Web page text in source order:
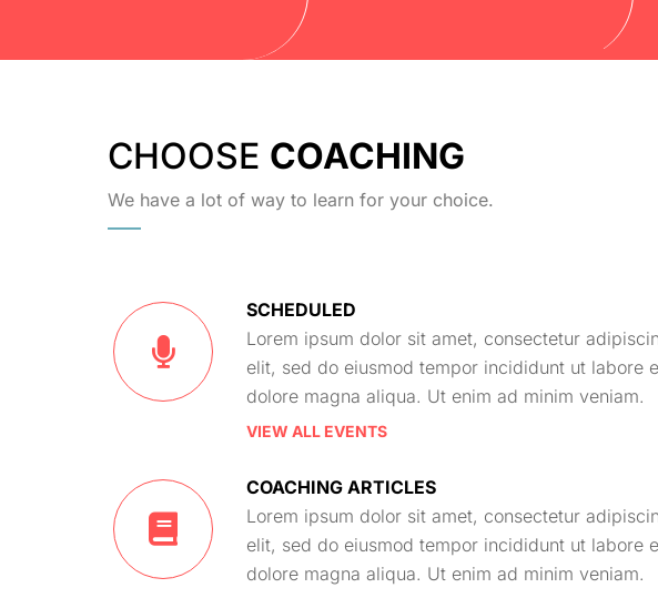
CHOOSE COACHING
We have a lot of way to learn for your choice.
SCHEDULED
Lorem ipsum dolor sit amet, consectetur
elit, sed do eiusmod tempor incididunt ut labore
dolore magna aliqua. Ut enim ad minim veniam.
VIEW ALL EVENTS
COACHING ARTICLES
Lorem ipsum dolor sit amet, consectetur
elit, sed do eiusmod tempor incididunt ut labore
dolore magna aliqua. Ut enim ad minim veniam.